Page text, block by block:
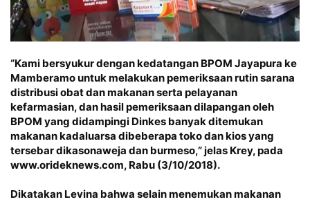
“Kami bersyukur dengan kedatangan BPOM Jayapura ke
Mamberamo untuk melakukan pemeriksaan rutin sarana
distribusi obat dan makanan serta pelayanan
kefarmasian, dan hasil pemeriksaan dilapangan oleh
BPOM yang didampingi Dinkes banyak ditemukan
makanan kadaluarsa dibeberapa toko dan kios yang
tersebar dikasonaweja dan burmeso,” jelas Krey, pada
www.orideknews.com, Rabu (3/10/2018).
Dikatakan Levina bahwa selain menemukan makanan